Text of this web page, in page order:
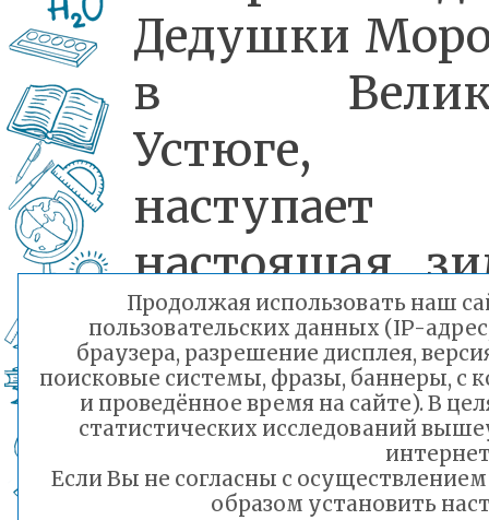
Дедушки
в
Устюге,
наступает
настоящая
крепнут
и выпадает
который уже
тает до
Продолжая использовать наш
пользовательских данных (IP-
браузера, разрешение дисплея,
поисковые системы, фразы, баннеры, с
и проведённое время на сайте). В
статистических исследований
Если Вы не согласны с
образом установить